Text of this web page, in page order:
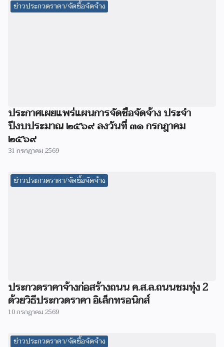
ข่าวประกวดราคา/จัดซื้อจัดจ้าง
ประกาศเผยแพร่แผนการจัดซื้อจัดจ้าง ประจำ
ปีงบประมาณ ๒๕๖๙ ลงวันที่ ๓๑ กรกฎาคม
๒๕๖๙
31 กรกฎาคม 2569
ข่าวประกวดราคา/จัดซื้อจัดจ้าง
ประกวดราคาจ้างก่อสร้างถนน ค.ส.ล.ถนนชมทุ่ง 2
ด้วยวิธีประกวดราคา อิเล็กทรอนิกส์
10 กรกฎาคม 2569
ข่าวประกวดราคา/จัดซื้อจัดจ้าง